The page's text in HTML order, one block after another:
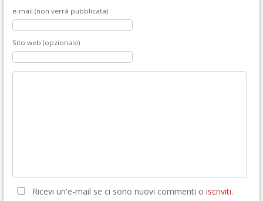
e-mail (non verrà pubblicata)
Sito web (opzionale)
Ricevi un'e-mail se ci sono nuovi commenti o iscriviti.